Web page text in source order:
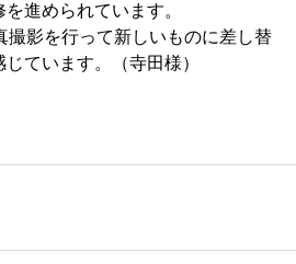
進められています。
撮影を行って新しいものに差し替
ています。（寺田様）